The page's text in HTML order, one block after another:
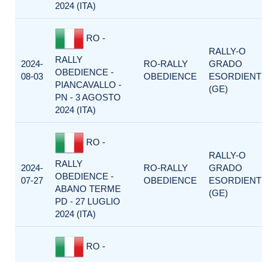
2024 (ITA)
2024-
08-03
RO -
RALLY
OBEDIENCE -
PIANCAVALLO -
PN - 3 AGOSTO
2024 (ITA)
RO-RALLY
OBEDIENCE
RALLY-O
GRADO
ESORDIENTI
(GE)
2024-
07-27
RO -
RALLY
OBEDIENCE -
ABANO TERME
PD - 27 LUGLIO
2024 (ITA)
RO-RALLY
OBEDIENCE
RALLY-O
GRADO
ESORDIENTI
(GE)
RO -